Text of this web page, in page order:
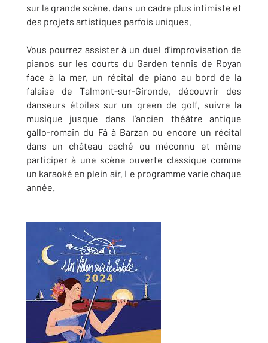
sur la grande scène, dans un cadre plus intimiste et
des projets artistiques parfois uniques.
Vous pourrez assister à un duel d’improvisation de
pianos sur les courts du Garden tennis de Royan
face à la mer, un récital de piano au bord de la
falaise de Talmont-sur-Gironde, découvrir des
danseurs étoiles sur un green de golf, suivre la
musique jusque dans l’ancien théâtre antique
gallo-romain du Fâ à Barzan ou encore un récital
dans un château caché ou méconnu et même
participer à une scène ouverte classique comme
un karaoké en plein air. Le programme varie chaque
année.